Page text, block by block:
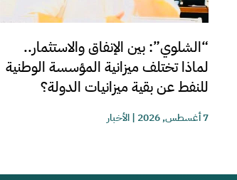
“الشلوي”: بين الإنفاق والاستثمار..
لماذا تختلف ميزانية المؤسسة الوطنية
للنفط عن بقية ميزانيات الدولة؟
7 أغسطس, 2026 |الأخبار